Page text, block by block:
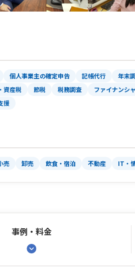
個人事業主の確定申告 記帳代行 年末
資産税 節税 税務調査 ファイナンシ
援
売 卸売 飲食・宿泊 不動産 IT・
事例・料金